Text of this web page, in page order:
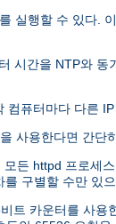
실행할 수 있다.
시간을 NTP와 동
퓨터마다 다른 IP
사용한다면 간단
든 httpd 프로세
구별할 수만 있으
트 카운터를 사